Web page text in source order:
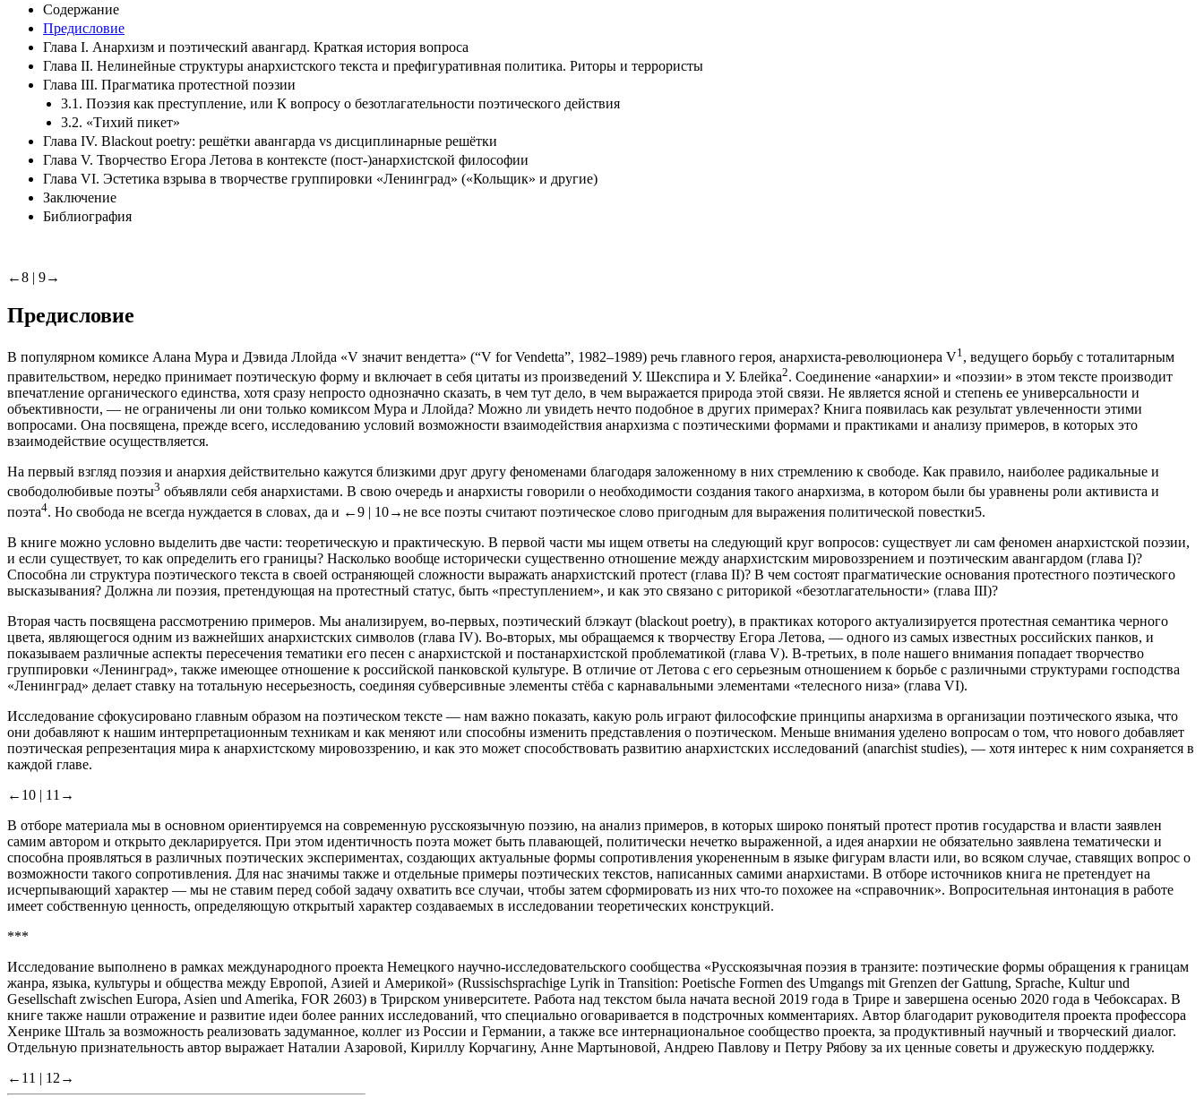
Содержание
Предисловие
Глава I. Анархизм и поэтический авангард. Краткая история вопроса
Глава II. Нелинейные структуры анархистского текста и префигуративная политика. Риторы и террористы
Глава III. Прагматика протестной поэзии
3.1. Поэзия как преступление, или К вопросу о безотлагательности поэтического действия
3.2. «Тихий пикет»
Глава IV. Blackout poetry: решётки авангарда vs дисциплинарные решётки
Глава V. Творчество Егора Летова в контексте (пост-)анархистской философии
Глава VI. Эстетика взрыва в творчестве группировки «Ленинград» («Кольщик» и другие)
Заключение
Библиография
←8 | 9→
Предисловие
В популярном комиксе Алана Мура и Дэвида Ллойда «V значит вендетта» (“V for Vendetta”, 1982‒1989) речь главного героя, анархиста-революционера V1 , ведущего борьбу с тоталитарным
правительством, нередко принимает поэтическую форму и включает в себя цитаты из произведений У. Шекспира и У. Блейка2. Соединение «анархии» и «поэзии» в этом тексте производит
впечатление органического единства, хотя сразу непросто однозначно сказать, в чем тут дело, в чем выражается природа этой связи. Не является ясной и степень ее универсальности и
объективности, — не ограничены ли они только комиксом Мура и Ллойда? Можно ли увидеть нечто подобное в других примерах? Книга появилась как результат увлеченности этими
вопросами. Она посвящена, прежде всего, исследованию условий возможности взаимодействия анархизма с поэтическими формами и практиками и анализу примеров, в которых это
взаимодействие осуществляется.
На первый взгляд поэзия и анархия действительно кажутся близкими друг другу феноменами благодаря заложенному в них стремлению к свободе. Как правило, наиболее радикальные и
свободолюбивые поэты3 объявляли себя анархистами. В свою очередь и анархисты говорили о необходимости создания такого анархизма, в котором были бы уравнены роли активиста и
поэта4. Но свобода не всегда нуждается в словах, да и ←9 | 10→не все поэты считают поэтическое слово пригодным для выражения политической повестки5.
В книге можно условно выделить две части: теоретическую и практическую. В первой части мы ищем ответы на следующий круг вопросов: существует ли сам феномен анархистской поэзии,
и если существует, то как определить его границы? Насколько вообще исторически существенно отношение между анархистским мировоззрением и поэтическим авангардом (глава I)?
Способна ли структура поэтического текста в своей остраняющей сложности выражать анархистский протест (глава II)? В чем состоят прагматические основания протестного поэтического
высказывания? Должна ли поэзия, претендующая на протестный статус, быть «преступлением», и как это связано с риторикой «безотлагательности» (глава III)?
Вторая часть посвящена рассмотрению примеров. Мы анализируем, во-первых, поэтический блэкаут (blackout poetry), в практиках которого актуализируется протестная семантика черного
цвета, являющегося одним из важнейших анархистских символов (глава IV). Во-вторых, мы обращаемся к творчеству Егора Летова, — одного из самых известных российских панков, и
показываем различные аспекты пересечения тематики его песен с анархистской и постанархистской проблематикой (глава V). В-третьих, в поле нашего внимания попадает творчество
группировки «Ленинград», также имеющее отношение к российской панковской культуре. В отличие от Летова с его серьезным отношением к борьбе с различными структурами господства
«Ленинград» делает ставку на тотальную несерьезность, соединяя субверсивные элементы стёба с карнавальными элементами «телесного низа» (глава VI).
Исследование сфокусировано главным образом на поэтическом тексте — нам важно показать, какую роль играют философские принципы анархизма в организации поэтического языка, что
они добавляют к нашим интерпретационным техникам и как меняют или способны изменить представления о поэтическом. Меньше внимания уделено вопросам о том, что нового добавляет
поэтическая репрезентация мира к анархистскому мировоззрению, и как это может способствовать развитию анархистских исследований (anarchist studies), — хотя интерес к ним сохраняется в
каждой главе.
←10 | 11→
В отборе материала мы в основном ориентируемся на современную русскоязычную поэзию, на анализ примеров, в которых широко понятый протест против государства и власти заявлен
самим автором и открыто декларируется. При этом идентичность поэта может быть плавающей, политически нечетко выраженной, а идея анархии не обязательно заявлена тематически и
способна проявляться в различных поэтических экспериментах, создающих актуальные формы сопротивления укорененным в языке фигурам власти или, во всяком случае, ставящих вопрос о
возможности такого сопротивления. Для нас значимы также и отдельные примеры поэтических текстов, написанных самими анархистами. В отборе источников книга не претендует на
исчерпывающий характер — мы не ставим перед собой задачу охватить все случаи, чтобы затем сформировать из них что-то похожее на «справочник». Вопросительная интонация в работе
имеет собственную ценность, определяющую открытый характер создаваемых в исследовании теоретических конструкций.
***
Исследование выполнено в рамках международного проекта Немецкого научно-исследовательского сообщества «Русскоязычная поэзия в транзите: поэтические формы обращения к границам
жанра, языка, культуры и общества между Европой, Азией и Америкой» (Russischsprachige Lyrik in Transition: Poetische Formen des Umgangs mit Grenzen der Gattung, Sprache, Kultur und
Gesellschaft zwischen Europa, Asien und Amerika, FOR 2603) в Трирском университете. Работа над текстом была начата весной 2019 года в Трире и завершена осенью 2020 года в Чебоксарах. В
книге также нашли отражение и развитие идеи более ранних исследований, что специально оговаривается в подстрочных комментариях. Автор благодарит руководителя проекта профессора
Хенрике Шталь за возможность реализовать задуманное, коллег из России и Германии, а также все интернациональное сообщество проекта, за продуктивный научный и творческий диалог.
Отдельную признательность автор выражает Наталии Азаровой, Кириллу Корчагину, Анне Мартыновой, Андрею Павлову и Петру Рябову за их ценные советы и дружескую поддержку.
←11 | 12→